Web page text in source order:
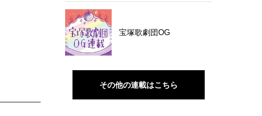
宝塚歌劇団OG
その他の連載はこちら